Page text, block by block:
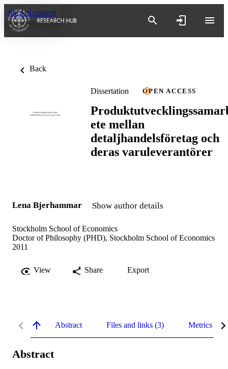
Skip to content
Back
Dissertation OPEN ACCESS
ete mellan
detaljhandelsföretag och
deras varuleverantörer
Lena Bjerhammar Show author details
Stockholm School of Economics
Doctor of Philosophy (PHD), Stockholm School of Economics
2011
View Share Export
Abstract Files and links (3) Metrics
Abstract